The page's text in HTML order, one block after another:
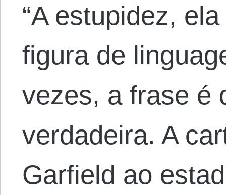
“A estupidez,
figura de
vezes, a frase é
verdadeira. A
Garfield ao